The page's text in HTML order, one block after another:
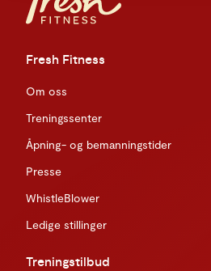
Fresh Fitness
Om oss
Treningssenter
Åpning- og bemanningstider
Presse
WhistleBlower
Ledige stillinger
Treningstilbud